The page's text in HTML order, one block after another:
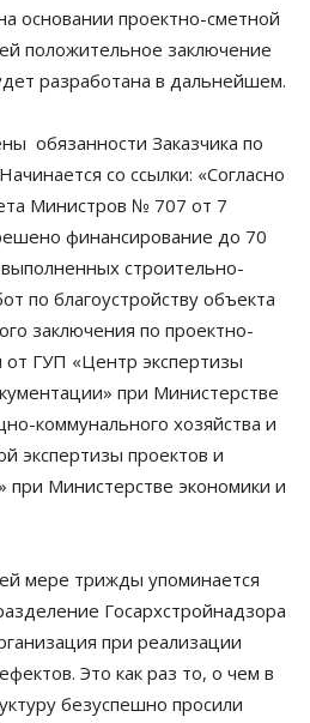
основании проектно-сметной
положительное заключение
разработана в дальнейшем.
обязанности Заказчика по
со ссылки: «Согласно
Министров № 707 от 7
финансирование до 70
строительно-
по благоустройству объекта
заключения по проектно-
ГУП «Центр экспертизы
при Министерстве
коммунального хозяйства и
экспертизы проектов и
при Министерстве экономики и
мере трижды упоминается
Госархстройнадзора
при реализации
Это как раз то, о чем в
безуспешно просили